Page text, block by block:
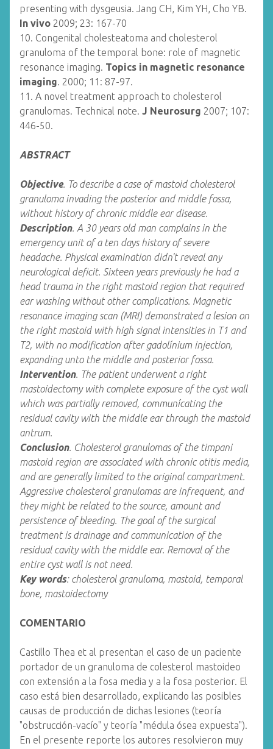
presenting with dysgeusia. Jang CH, Kim YH, Cho YB.
In vivo 2009; 23: 167-70
10. Congenital cholesteatoma and cholesterol
granuloma of the temporal bone: role of magnetic
resonance imaging. Topics in magnetic resonance
imaging. 2000; 11: 87-97.
11. A novel treatment approach to cholesterol
granulomas. Technical note. J Neurosurg 2007; 107:
446-50.
ABSTRACT
Objective. To describe a case of mastoid cholesterol
granuloma invading the posterior and middle fossa,
without history of chronic middle ear disease.
Description. A 30 years old man complains in the
emergency unit of a ten days history of severe
headache. Physical examination didn't reveal any
neurological deficit. Sixteen years previously he had a
head trauma in the right mastoid region that required
ear washing without other complications. Magnetic
resonance imaging scan (MRI) demonstrated a lesion on
the right mastoid with high signal intensities in T1 and
T2, with no modification after gadolínium injection,
expanding unto the middle and posterior fossa.
Intervention. The patient underwent a right
mastoidectomy with complete exposure of the cyst wall
which was partially removed, communícating the
residual cavity with the middle ear through the mastoid
antrum.
Conclusion. Cholesterol granulomas of the timpani
mastoid region are associated with chronic otitis media,
and are generally limited to the original compartment.
Aggressive cholesterol granulomas are infrequent, and
they might be related to the source, amount and
persistence of bleeding. The goal of the surgical
treatment is drainage and communication of the
residual cavity with the middle ear. Removal of the
entire cyst wall is not need.
Key words: cholesterol granuloma, mastoid, temporal
bone, mastoidectomy
COMENTARIO
Castillo Thea et al presentan el caso de un paciente
portador de un granuloma de colesterol mastoideo
con extensión a la fosa media y a la fosa posterior. El
caso está bien desarrollado, explicando las posibles
causas de producción de dichas lesiones (teoría
"obstrucción-vacío" y teoría "médula ósea expuesta").
En el presente reporte los autores resolvieron muy